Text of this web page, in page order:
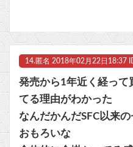
14. 匿名 2018年02月22日18:37
発売から1年近く経って
てる理由がわかった
なんだかんだSFC以来
おもろいな